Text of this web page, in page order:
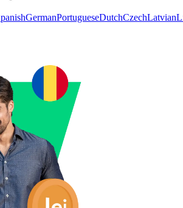
GermanPortugueseDutchCzechLatvian